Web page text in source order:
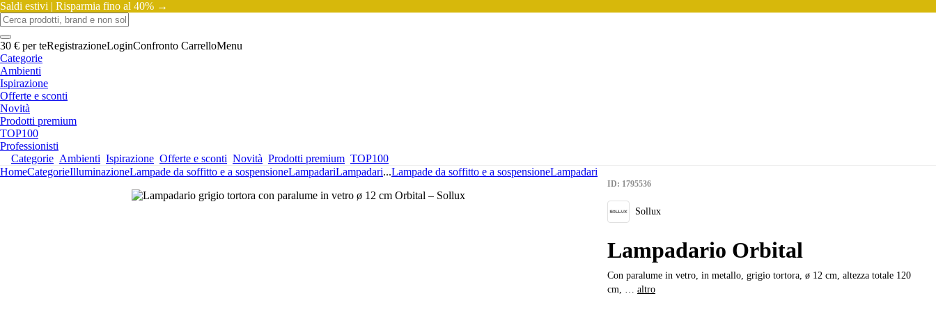
Saldi estivi | Risparmia fino al 40% →
30 € per teRegistrazioneLoginConfronto CarrelloMenu
Categorie
Ambienti
Ispirazione
Offerte e sconti
Novità
Prodotti premium
TOP100
Professionisti
Categorie Ambienti Ispirazione Offerte e sconti Novità Prodotti premium TOP100
HomeCategorieIlluminazioneLampade da soffitto e a sospensioneLampadariLampadari...Lampade da soffitto e a sospensioneLampadari
ID: 1795536
Sollux
Lampadario Orbital
Con paralume in vetro, in metallo, grigio tortora, ø 12 cm, altezza totale 120
cm, … altro